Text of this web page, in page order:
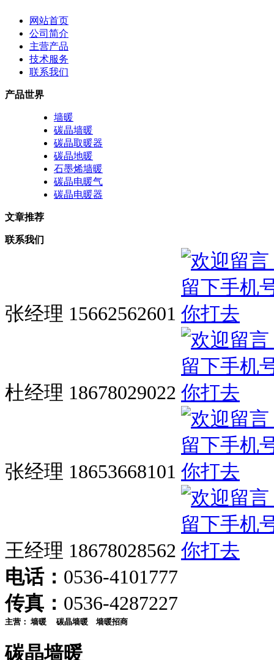
网站首页
公司简介
主营产品
技术服务
联系我们
产品世界
墙暖
碳晶墙暖
碳晶取暖器
碳晶地暖
石墨烯墙暖
碳晶电暖气
碳晶电暖器
文章推荐
联系我们
张经理 15662562601
杜经理 18678029022
张经理 18653668101
王经理 18678028562
电话： 0536-4101777
传真： 0536-4287227
主营： 墙暖 碳晶墙暖 墙暖招商
碳晶墙暖